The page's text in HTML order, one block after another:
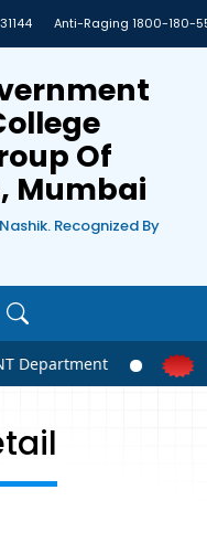
Anti-Raging 1800-180-
Of
Mumbai
Recognized By
Department